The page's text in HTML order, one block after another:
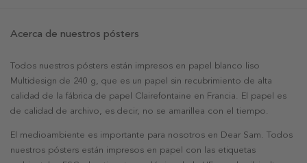
Acerca de nuestros pósters
Todos nuestros pósters están impresos en papel blanco liso
Multidesign de 240 g, que es un papel sin recubrimiento de alta
calidad de la fábrica de papel Clairefontaine en Francia. El papel es
de calidad de archivo, es decir, no se amarillea con el tiempo.
El medioambiente es importante para nosotros en Dear Sam. Todos
nuestros pósters están impresos en papel con las etiquetas